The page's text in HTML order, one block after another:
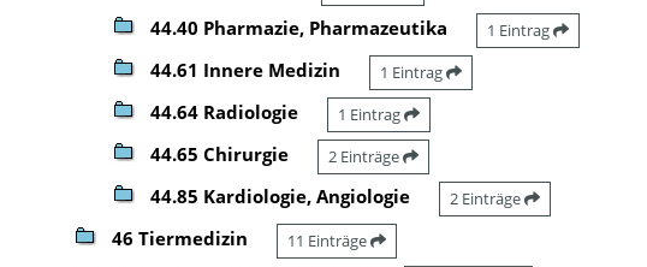
44.40 Pharmazie, Pharmazeutika 1 Eintrag
44.61 Innere Medizin 1 Eintrag
44.64 Radiologie 1 Eintrag
44.65 Chirurgie 2 Einträge
44.85 Kardiologie, Angiologie 2 Einträge
46 Tiermedizin 11 Einträge